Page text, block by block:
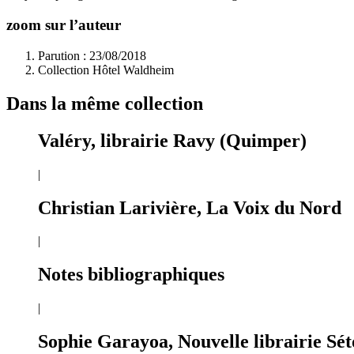
zoom sur l’auteur
Parution : 23/08/2018
Collection Hôtel Waldheim
Dans la même collection
Valéry, librairie Ravy (Quimper)
|
Christian Larivière, La Voix du Nord
|
Notes bibliographiques
|
Sophie Garayoa, Nouvelle librairie